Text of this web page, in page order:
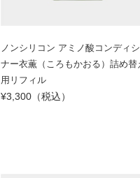
ノンシリコン アミノ酸コンディシ
ナー衣薫（ころもかおる）詰め替
用リフィル
¥3,300（税込）